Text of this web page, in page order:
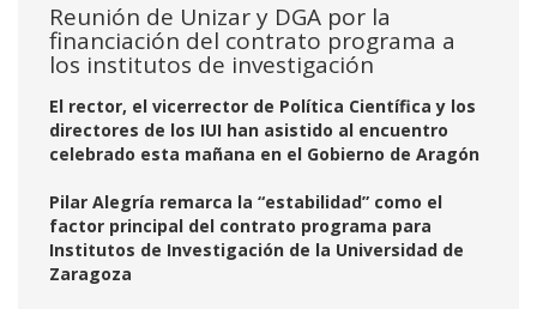
Reunión de Unizar y DGA por la
financiación del contrato programa a
los institutos de investigación
El rector, el vicerrector de Política Científica y los
directores de los IUI han asistido al encuentro
celebrado esta mañana en el Gobierno de Aragón
Pilar Alegría remarca la “estabilidad” como el
factor principal del contrato programa para
Institutos de Investigación de la Universidad de
Zaragoza